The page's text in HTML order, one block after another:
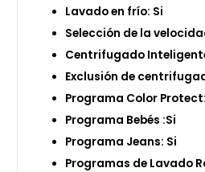
Lavado en frío: Si
Selección de la
Centrifugado
Exclusión de
Programa Color
Programa Bebés :Si
Programa Jeans: Si
Programas de Lavado